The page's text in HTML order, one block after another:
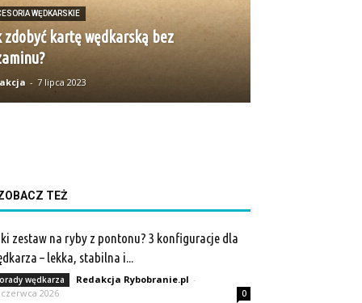
WĘDKARSKIE
zdobyć kartę wędkarską bez
- 7 lipca 2023
TEŻ
zestaw na ryby z pontonu? 3 konfiguracje dla
– lekka, stabilna i...
wędkarza Redakcja Rybobranie.pl -
czerwca 2026
0